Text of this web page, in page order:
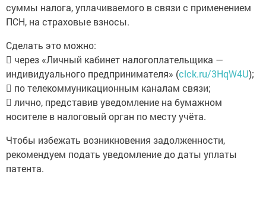
суммы налога, уплачиваемого в связи с применением
ПСН, на страховые взносы.
Сделать это можно:
 через «Личный кабинет налогоплательщика —
индивидуального предпринимателя» (clck.ru/3HqW4U);
 по телекоммуникационным каналам связи;
 лично, представив уведомление на бумажном
носителе в налоговый орган по месту учёта.
Чтобы избежать возникновения задолженности,
рекомендуем подать уведомление до даты уплаты
патента.